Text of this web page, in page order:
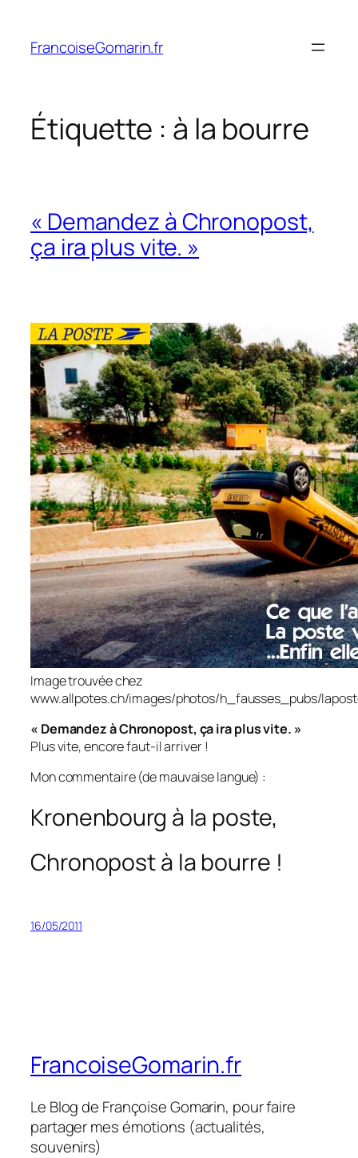
contenu
FrancoiseGomarin.fr
Étiquette : à la bourre
« Demandez à Chronopost,
ça ira plus vite. »
Image trouvée chez
www.allpotes.ch/images/photos/h_fausses_pubs/
« Demandez àChronopost, ça ira plus vite. »
Plus vite, encore faut-il arriver !
Mon commentaire (de mauvaise langue) :
Kronenbourg à la poste,
Chronopost à la bourre !
16/05/2011
FrancoiseGomarin.fr
Le Blog de Françoise Gomarin, pour faire
partager mes émotions (actualités,
souvenirs)